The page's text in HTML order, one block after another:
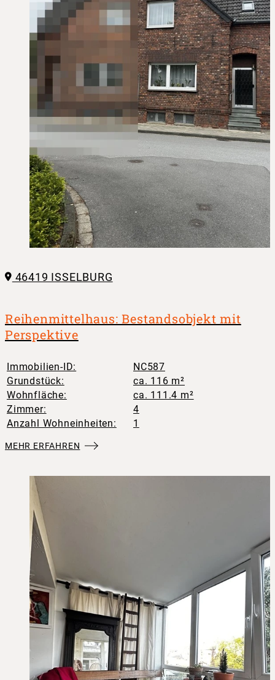
46419 ISSELBURG
Reihenmittelhaus: Bestandsobjekt mit
Perspektive
Immobilien-ID:
NC587
Grundstück:
ca. 116 m²
Wohnfläche:
ca. 111.4 m²
Zimmer:
4
Anzahl Wohneinheiten:
1
MEHR ERFAHREN